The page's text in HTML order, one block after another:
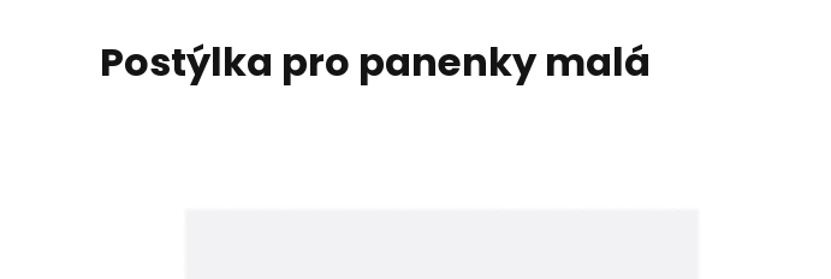
Postýlka pro panenky malá